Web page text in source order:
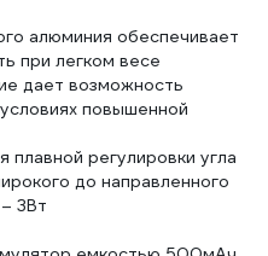
алюминия обеспечивает
при легком весе
дает возможность
повышенной
регулировки угла
до направленного
3Вт